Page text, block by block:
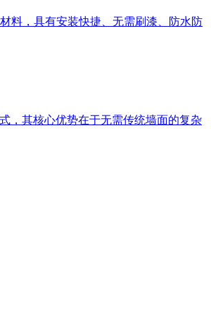
料，具有安装快捷、无需刷漆、防水防
，其核心优势在于无需传统墙面的复杂